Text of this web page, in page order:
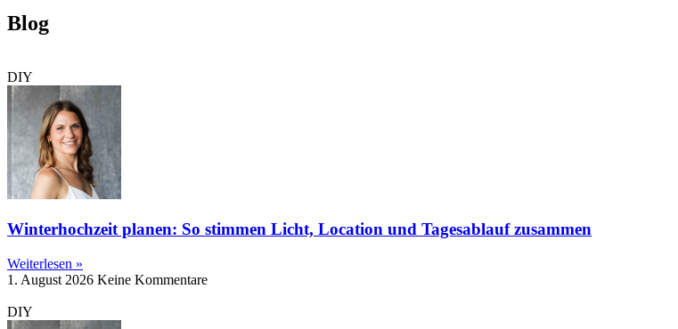
Blog
DIY
Winterhochzeit planen: So stimmen Licht, Location und Tagesablauf zusammen
Weiterlesen »
1. August 2026 Keine Kommentare
DIY